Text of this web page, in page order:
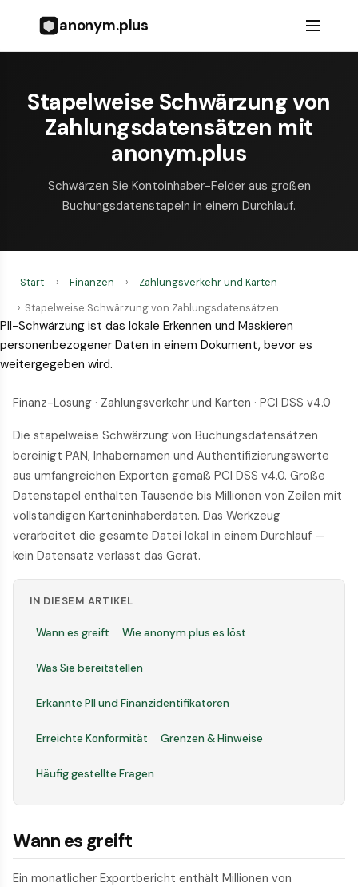
anonym.plus
Stapelweise Schwärzung von
Zahlungsdatensätzen mit
anonym.plus
Schwärzen Sie Kontoinhaber-Felder aus großen
Buchungsdatenstapeln in einem Durchlauf.
Start › Finanzen ›
Zahlungsverkehr und Karten
› Stapelweise Schwärzung von Zahlungsdatensätzen
PII-Schwärzung ist das lokale Erkennen und Maskieren
personenbezogener Daten in einem Dokument, bevor es
weitergegeben wird.
Finanz-Lösung · Zahlungsverkehr und Karten · PCI DSS v4.0
Die stapelweise Schwärzung von Buchungsdatensätzen
bereinigt PAN, Inhabernamen und Authentifizierungswerte
aus umfangreichen Exporten gemäß PCI DSS v4.0. Große
Datenstapel enthalten Tausende bis Millionen von Zeilen mit
vollständigen Karteninhaberdaten. Das Werkzeug
verarbeitet die gesamte Datei lokal in einem Durchlauf —
kein Datensatz verlässt das Gerät.
IN DIESEM ARTIKEL
Wann es greift Wie anonym.plus es löst
Was Sie bereitstellen
Erkannte PII und Finanzidentifikatoren
Erreichte Konformität Grenzen & Hinweise
Häufig gestellte Fragen
Wann es greift
Ein monatlicher Exportbericht enthält Millionen von